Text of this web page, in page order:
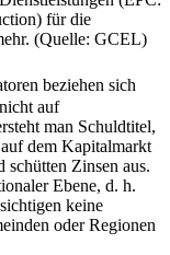
für die
(Quelle: GCEL)
beziehen sich
auf
man Schuldtitel,
dem Kapitalmarkt
schütten Zinsen aus.
Ebene, d. h.
keine
oder Regionen